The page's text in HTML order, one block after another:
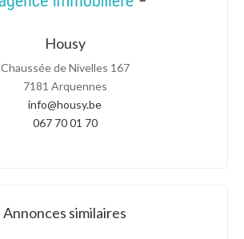
Housy
Chaussée de Nivelles 167
7181 Arquennes
info@housy.be
067 70 01 70
Annonces similaires